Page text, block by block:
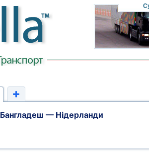
Бангладеш — Нідерланди